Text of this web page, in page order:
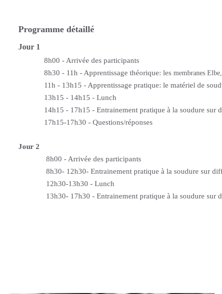
Programme détaillé
Jour 1
8h00 - Arrivée des participants
8h30 - 11h - Apprentissage théorique: les membranes
11h - 13h15 - Apprentissage pratique: le matériel de
13h15 - 14h15 - Lunch
14h15 - 17h15 - Entrainement pratique à la soudure sur
17h15-17h30 - Questions/réponses
Jour 2
8h00 - Arrivée des participants
8h30- 12h30- Entrainement pratique à la soudure sur
12h30-13h30 - Lunch
13h30- 17h30 - Entrainement pratique à la soudure sur